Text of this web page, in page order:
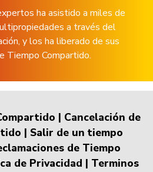
ha asistido a miles de
a través del
y los ha liberado de sus
Tiempo Compartido.
| Cancelación de
| Salir de un tiempo
de Tiempo
de Privacidad | Terminos